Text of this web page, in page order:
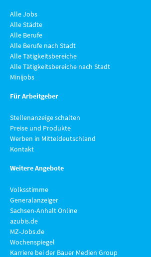
Alle Jobs
Alle Städte
Alle Berufe
Alle Berufe nach Stadt
Alle Tätigkeitsbereiche
Alle Tätigkeitsbereiche nach Stadt
Minijobs
Für Arbeitgeber
Stellenanzeige schalten
Preise und Produkte
Werben in Mitteldeutschland
Kontakt
Weitere Angebote
Volksstimme
Generalanzeiger
Sachsen-Anhalt Online
azubis.de
MZ-Jobs.de
Wochenspiegel
Karriere bei der Bauer Medien Group